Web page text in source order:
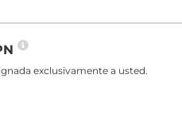
exclusivamente a usted.